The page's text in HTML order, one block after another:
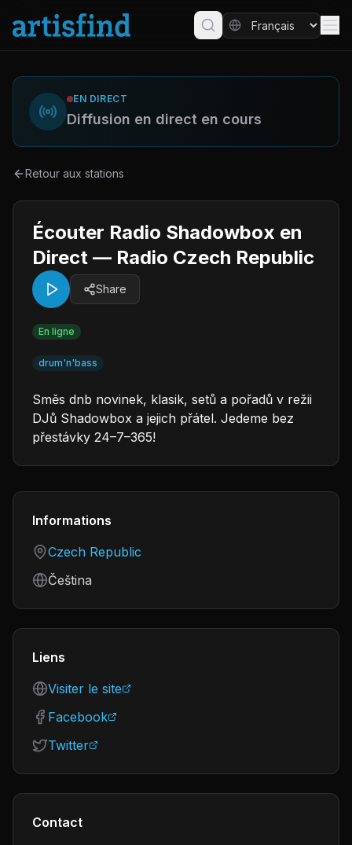
EN DIRECT
Diffusion en direct en cours
Retour aux stations
Écouter Radio Shadowbox en
Direct — Radio Czech Republic
Share
En ligne
drum'n'bass
Směs dnb novinek, klasik, se­tů a pořadů v režii
DJů Shadowbox a jejich přátel. Jedeme bez
přestávky 24–7–365!
Informations
Country
Czech Republic
Language
Čeština
Liens
Visiter le site
Facebook
Twitter
Contact